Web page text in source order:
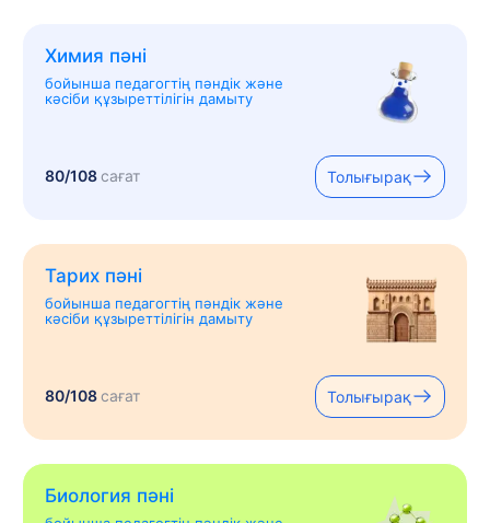
Химия пәні
бойынша педагогтің пәндік және
кәсіби құзыреттілігін дамыту
80/108сағат Толығырақ
Тарих пәні
бойынша педагогтің пәндік және
кәсіби құзыреттілігін дамыту
80/108сағат Толығырақ
Биология пәні